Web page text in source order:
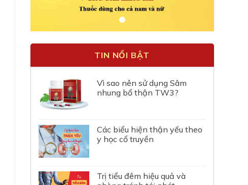
TIN NỔI BẬT
Vì sao nên sử dụng Sâm
nhung bổ thận TW3?
Các biểu hiện thận yếu theo
y học cổ truyền
Trị tiểu đêm hiệu quả và